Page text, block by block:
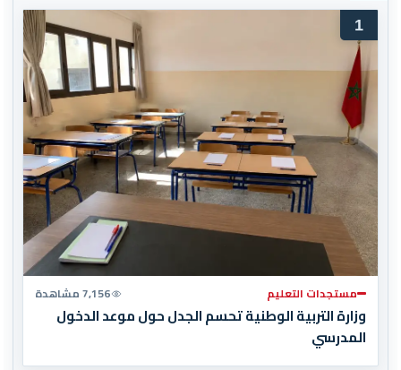
1
مستجدات التعليم 7,156 مشاهدة
وزارة التربية الوطنية تحسم الجدل حول موعد الدخول
المدرسي